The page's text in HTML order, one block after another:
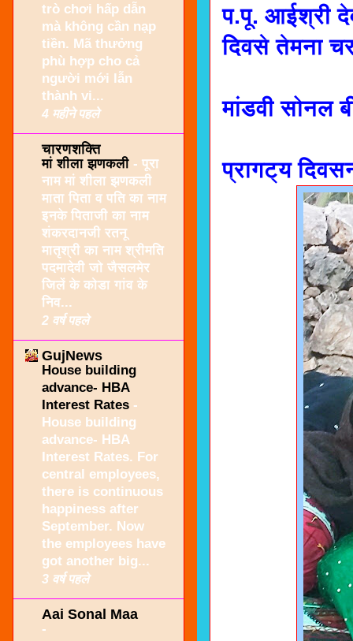
प.पू. आईश्री
दिवसे तेमना
मांडवी सोनल
प्रागट्य
trò chơi hấp dẫn
mà không cần nạp
tiền. Mã thưởng
phù hợp cho cả
người mới lẫn
thành vi...
4 महीने पहले
चारणशक्ति
मां शीला झणकली - पूरा
नाम मां शीला झणकली
माता पिता व पति का नाम
इनके पिताजी का नाम
शंकरदानजी रतनू
मातृश्री का नाम श्रीमति
पदमादेवी जो जैसलमेर
जिलें के कोडा गांव के
निव...
2 वर्ष पहले
GujNews
House building
advance- HBA
Interest Rates -
House building
advance- HBA
Interest Rates. For
central employees,
there is continuous
happiness after
September. Now
the employees have
got another big...
3 वर्ष पहले
Aai Sonal Maa
-